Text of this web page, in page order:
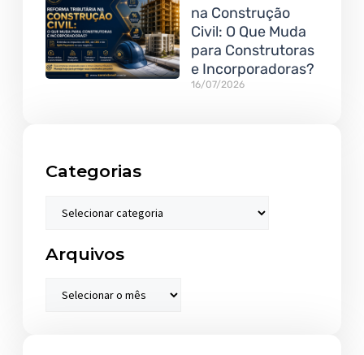
na Construção
Civil: O Que Muda
para Construtoras
e Incorporadoras?
16/07/2026
Categorias
Arquivos